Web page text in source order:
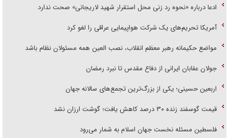
ادعا درباره «نحوه رد زنی محل استقرار شهید لاریجانی» صحت ندارد
آمریکا تحریم‌های یک شرکت هواپیمایی عراقی را لغو کرد
مواضع حکیمانه رهبر معظم انقلاب، نصب العین همه مسئولان نظام باشد
جولان عقابان ایرانی از دفاع مقدس تا نبرد رمضان
اربعین حسینی؛ یکی از بزرگ‌ترین تجمع‌های سالانه جهان
قیمت گوسفند زنده ۳۰ درصد کاهش یافت؛ گوشت ارزان نشد
فلسطین مسئله نخست جهان اسلام به شمار می‌رود